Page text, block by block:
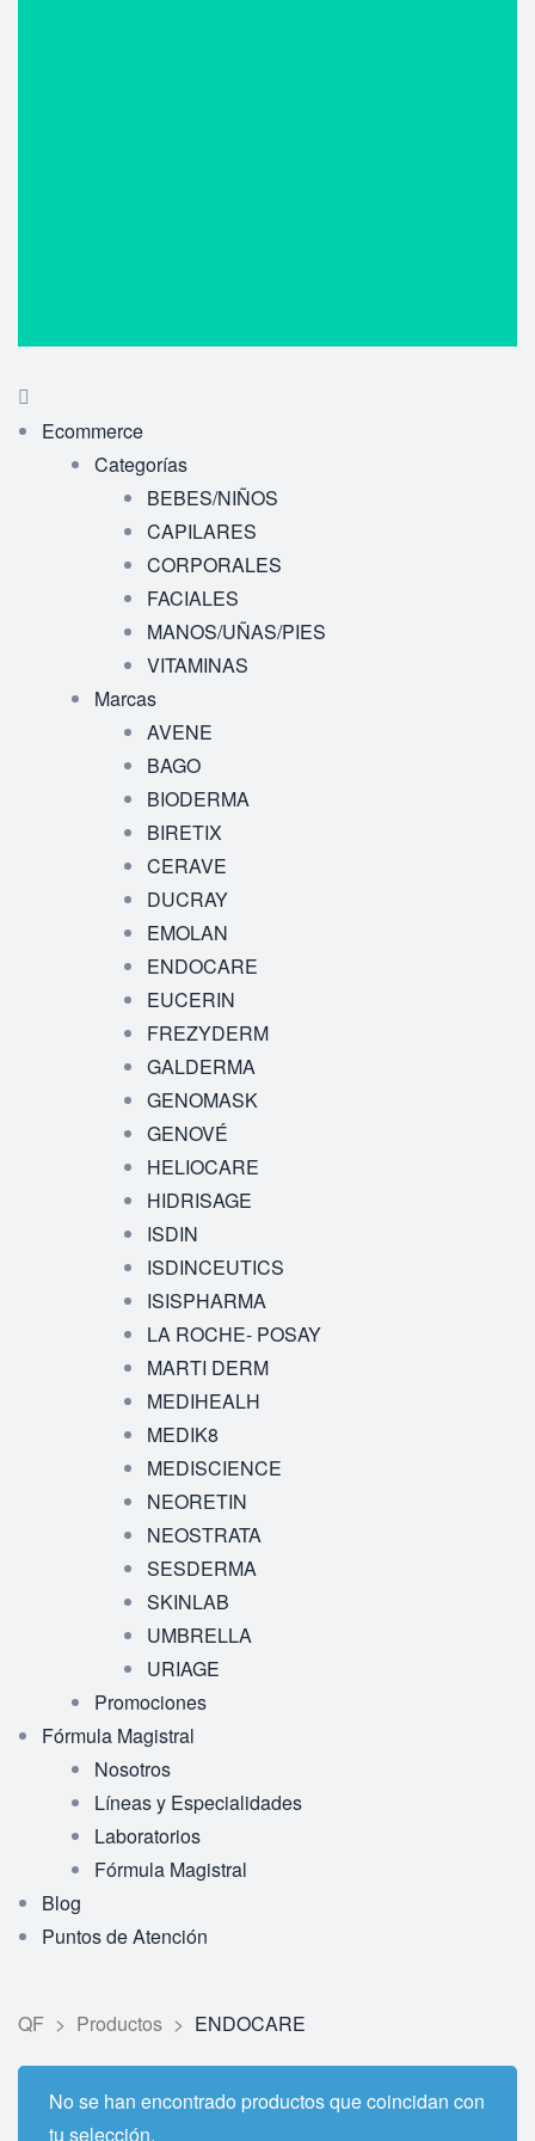
Ecommerce
Categorías
BEBES/NIÑOS
CAPILARES
CORPORALES
FACIALES
MANOS/UÑAS/PIES
VITAMINAS
Marcas
AVENE
BAGO
BIODERMA
BIRETIX
CERAVE
DUCRAY
EMOLAN
ENDOCARE
EUCERIN
FREZYDERM
GALDERMA
GENOMASK
GENOVÉ
HELIOCARE
HIDRISAGE
ISDIN
ISDINCEUTICS
ISISPHARMA
LA ROCHE- POSAY
MARTI DERM
MEDIHEALH
MEDIK8
MEDISCIENCE
NEORETIN
NEOSTRATA
SESDERMA
SKINLAB
UMBRELLA
URIAGE
Promociones
Fórmula Magistral
Nosotros
Líneas y Especialidades
Laboratorios
Fórmula Magistral
Blog
Puntos de Atención
QF > Productos > ENDOCARE
No se han encontrado productos que coincidan con
tu selección.